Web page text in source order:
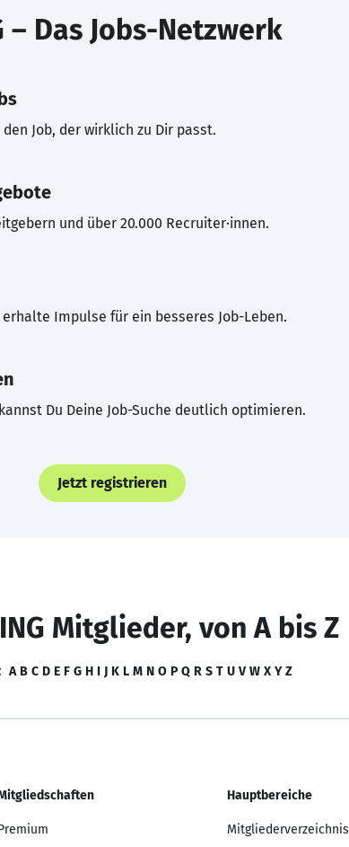
– Das Jobs-Netzwerk
Job, der wirklich zu Dir passt.
und über 20.000 Recruiter·innen.
Impulse für ein besseres Job-Leben.
Du Deine Job-Suche deutlich optimieren.
Jetzt registrieren
Mitglieder, von A bis Z
A B C D E F G H I J K L M N O P Q R S T U V W X Y Z
Hauptbereiche
Mitgliederverzeichnis